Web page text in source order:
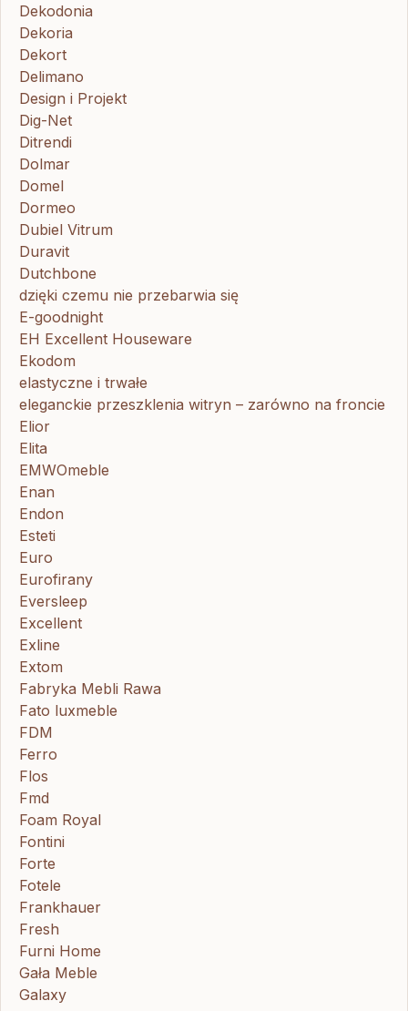
Dekodonia
Dekoria
Dekort
Delimano
Design i Projekt
Dig-Net
Ditrendi
Dolmar
Domel
Dormeo
Dubiel Vitrum
Duravit
Dutchbone
dzięki czemu nie przebarwia się
E-goodnight
EH Excellent Houseware
Ekodom
elastyczne i trwałe
eleganckie przeszklenia witryn – zarówno na froncie
Elior
Elita
EMWOmeble
Enan
Endon
Esteti
Euro
Eurofirany
Eversleep
Excellent
Exline
Extom
Fabryka Mebli Rawa
Fato luxmeble
FDM
Ferro
Flos
Fmd
Foam Royal
Fontini
Forte
Fotele
Frankhauer
Fresh
Furni Home
Gała Meble
Galaxy